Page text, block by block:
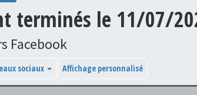
terminés le 11/07/
Facebook
sociaux Affichage personnalisé